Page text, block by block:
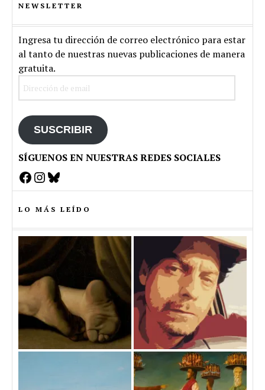
NEWSLETTER
Ingresa tu dirección de correo electrónico para estar
al tanto de nuestras nuevas publicaciones de manera
gratuita.
SUSCRIBIR
SÍGUENOS EN NUESTRAS REDES SOCIALES
Facebook
Instagram
Bluesky
LO MÁS LEÍDO